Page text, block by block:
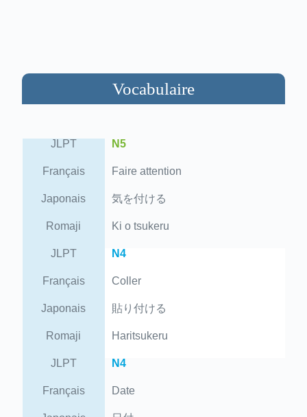
Vocabulaire
JLPT N5
Français Faire attention
Japonais 気を付ける
Romaji Ki o tsukeru
JLPT N4
Français Coller
Japonais 貼り付ける
Romaji Haritsukeru
JLPT N4
Français Date